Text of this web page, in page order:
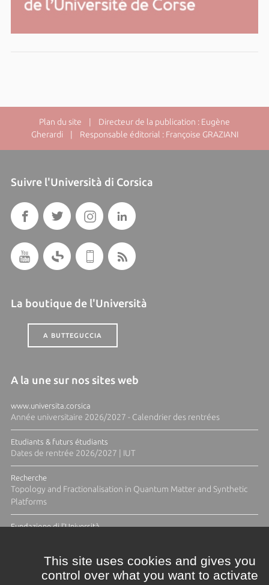
Plan du site | Directeur de la publication : Eugène
Gherardi | Responsable éditorial : Françoise GRAZIANI
Suivre l'Università di Corsica
La boutique de l'Università
A BUTTEGUCCIA
A la une sur nos sites web
www.universita.corsica
Année universitaire 2026/2027 - Calendrier des rentrées
Etudiants & futurs étudiants
Dates de rentrée 2026/2027 | IUT
Recherche
Topology and Fractionalisation in Quantum Matter and Synthetic
Platforms
Fundazione di l'Università
This site uses cookies and gives you
control over what you want to activate